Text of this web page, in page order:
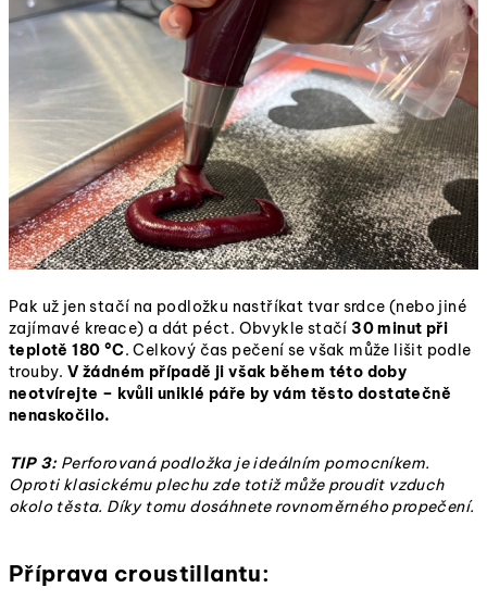
Pak už jen stačí na podložku nastříkat tvar srdce (nebo jiné
zajímavé kreace) a dát péct. Obvykle stačí 30 minut při
teplotě 180 °C. Celkový čas pečení se však může lišit podle
trouby.V žádném případě ji však během této doby
neotvírejte – kvůli uniklé páře by vám těsto dostatečně
nenaskočilo.
TIP 3:Perforovaná podložka je ideálním pomocníkem.
Oproti klasickému plechu zde totiž může proudit vzduch
okolo těsta. Díky tomu dosáhnete rovnoměrného propečení.
Příprava croustillantu: